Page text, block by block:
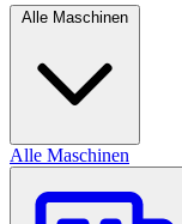
Alle Maschinen
Alle Maschinen